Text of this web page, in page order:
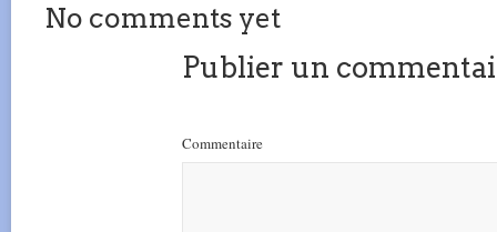
No comments yet
Publier un
Commentaire